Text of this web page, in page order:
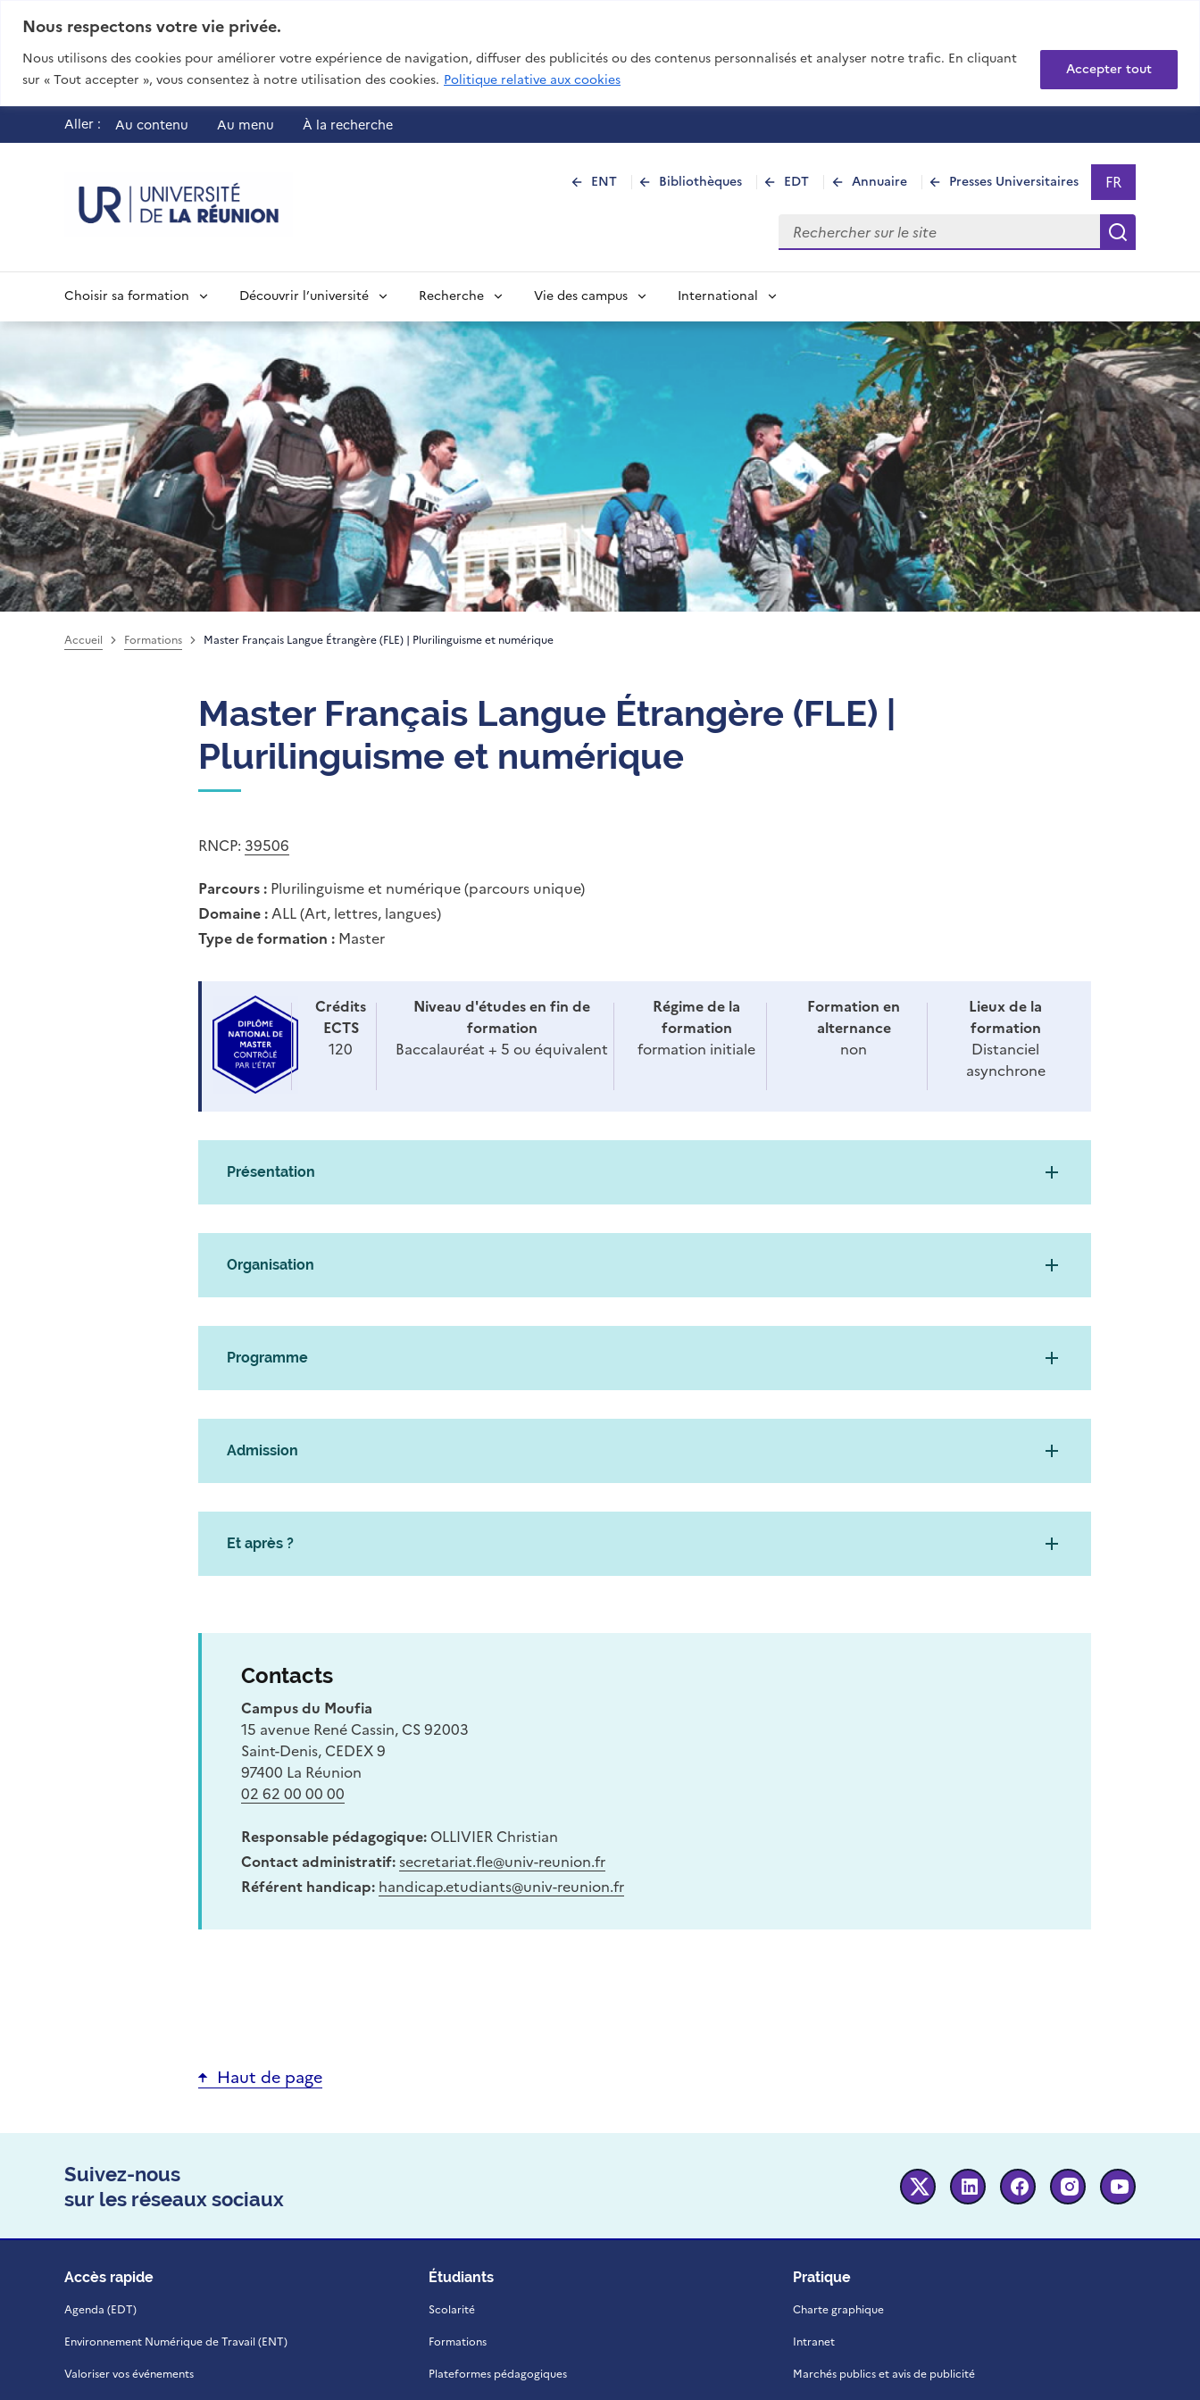
Nous respectons votre vie privée.
Nous utilisons des cookies pour améliorer votre expérience de navigation, diffuser des publicités ou des contenus personnalisés et analyser notre trafic. En cliquant
sur « Tout accepter », vous consentez à notre utilisation des cookies. Politique relative aux cookies
Accepter tout
Aller : Au contenu Au menu À la recherche
ENT Bibliothèques EDT Annuaire Presses Universitaires Sélectionner
FR
- Français
Rechercher sur le site
Choisir sa formation Découvrir l’université Recherche Vie des campus International
Accueil Formations Master Français Langue Étrangère (FLE) | Plurilinguisme et numérique
Master Français Langue Étrangère (FLE) |
Plurilinguisme et numérique
RNCP: 39506
Parcours : Plurilinguisme et numérique (parcours unique)
Domaine :ALL (Art, lettres, langues)
Type de formation : Master
Crédits
ECTS
120
Niveau d'études en fin de
formation
Baccalauréat + 5 ou équivalent
Régime de la
formation
formation initiale
Formation en
alternance
non
Lieux de la
formation
Distanciel
asynchrone
Présentation
Organisation
Programme
Admission
Et après ?
Contacts
Campus du Moufia
15 avenue René Cassin, CS 92003
Saint-Denis, CEDEX 9
97400 La Réunion
02 62 00 00 00
Responsable pédagogique: OLLIVIER Christian
Contact administratif:secretariat.fle@univ-reunion.fr
Référent handicap: handicap.etudiants@univ-reunion.fr
Haut de page
Suivez-nous
sur les réseaux sociaux
Twitter Linkedin FacebookInstagram
Accès rapide
Agenda (EDT)
Environnement Numérique de Travail (ENT)
Valoriser vos événements
Étudiants
Scolarité
Formations
Plateformes pédagogiques
Pratique
Charte graphique
Intranet
Marchés publics et avis de publicité